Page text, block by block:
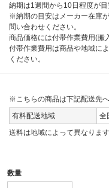
納期は1週間から10日程度が目
※納期の目安はメーカー在庫
問い合わせください。
商品価格には付帯作業費用(搬
付帯作業費用は商品や地域に
ください。
※こちらの商品は下記配送先
有料配送地域
全
送料は地域によって異なりま
数量